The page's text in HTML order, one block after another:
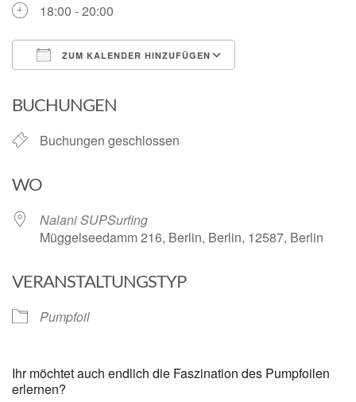
18:00 - 20:00
ZUM KALENDER HINZUFÜGEN
BUCHUNGEN
Buchungen geschlossen
WO
Nalani SUPSurfing
Müggelseedamm 216, Berlin, Berlin, 12587, Berlin
VERANSTALTUNGSTYP
Pumpfoil
Ihr möchtet auch endlich die Faszination des Pumpfoilen
erlernen?